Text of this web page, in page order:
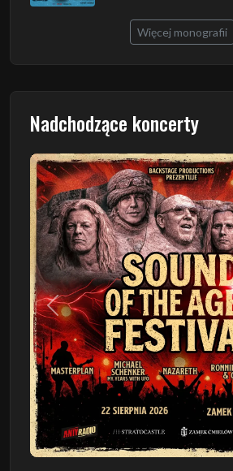
Więcej monografii
Nadchodzące koncerty
Poprzedni